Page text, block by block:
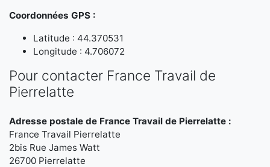
Coordonnées GPS :
Latitude : 44.370531
Longitude : 4.706072
Pour contacter France Travail de
Pierrelatte
Adresse postale de France Travail de Pierrelatte :
France Travail Pierrelatte
2bis Rue James Watt
26700 Pierrelatte